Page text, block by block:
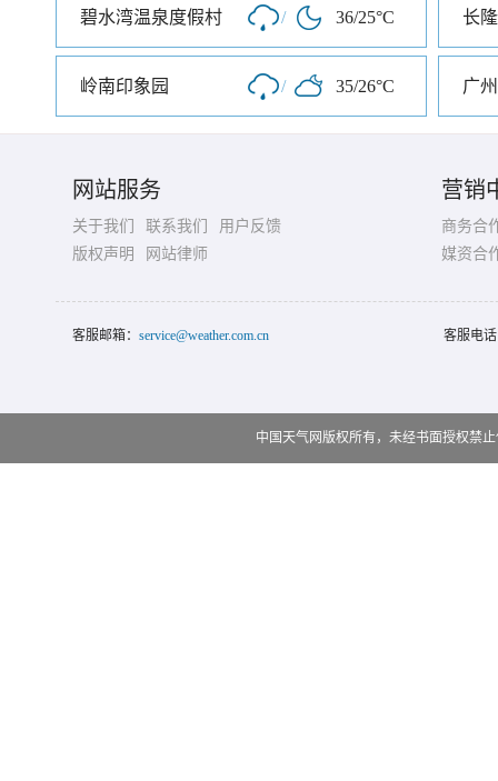
碧水湾温泉度假村 / 36/25°C 长
岭南印象园 / 35/26°C
网站服务
关于我们 联系我们
用户反馈
版权声明
网站律师
营销
商务合
媒资合
客服邮箱： service@weather.com.cn 客服电
中国天气网版权所有，未经书面授权